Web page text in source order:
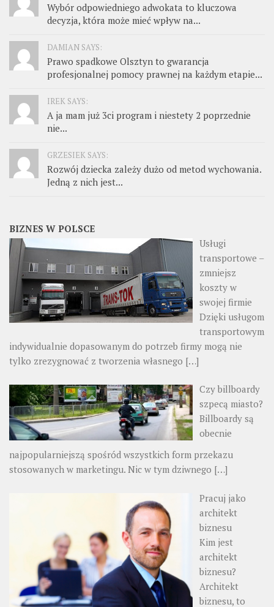
Wybór odpowiedniego adwokata to kluczowa
decyzja, która może mieć wpływ na...
DAMIAN SAYS:
Prawo spadkowe Olsztyn to gwarancja
profesjonalnej pomocy prawnej na każdym etapie...
IREK SAYS:
A ja mam już 3ci program i niestety 2 poprzednie
nie...
GRZESIEK SAYS:
Rozwój dziecka zależy dużo od metod wychowania.
Jedną z nich jest...
BIZNES W POLSCE
Usługi
transportowe –
zmniejsz
koszty w
swojej firmie
Dzięki usługom
transportowym
indywidualnie dopasowanym do potrzeb firmy mogą nie
tylko zrezygnować z tworzenia własnego […]
Czy billboardy
szpecą miasto?
Billboardy są
obecnie
najpopularniejszą spośród wszystkich form przekazu
stosowanych w marketingu. Nic w tym dziwnego […]
Pracuj jako
architekt
biznesu
Kim jest
architekt
biznesu?
Architekt
biznesu, to